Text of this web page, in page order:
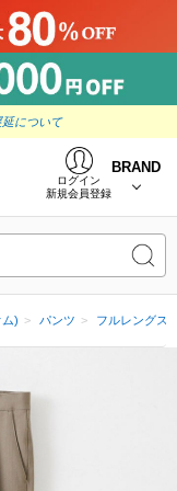
について
ログイン
新規会員登録
BRAND
) パンツ フルレングス